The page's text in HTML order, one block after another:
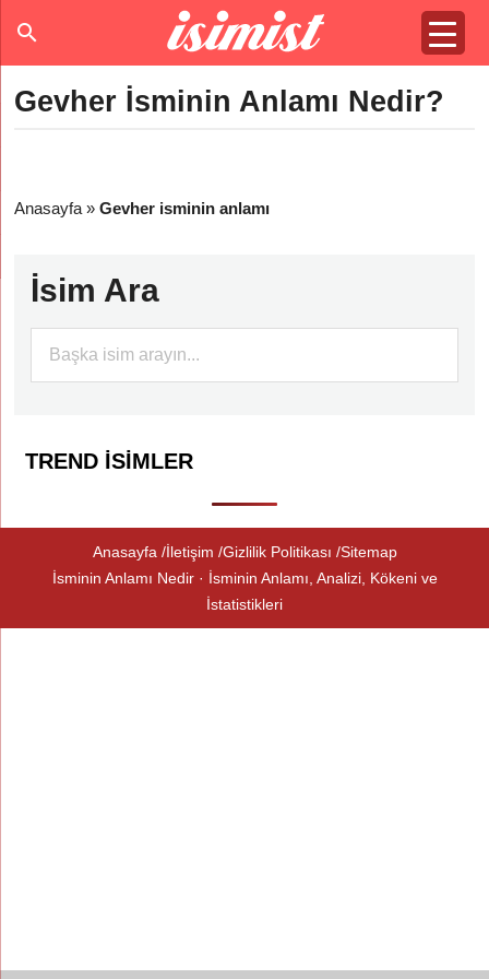
Gevher İsminin Anlamı Nedir?
Anasayfa »Gevher isminin anlamı
İsim Ara
TREND İSIMLER
Anasayfa İletişim Gizlilik Politikası Sitemap
İsminin Anlamı Nedir · İsminin Anlamı, Analizi, Kökeni ve
İstatistikleri